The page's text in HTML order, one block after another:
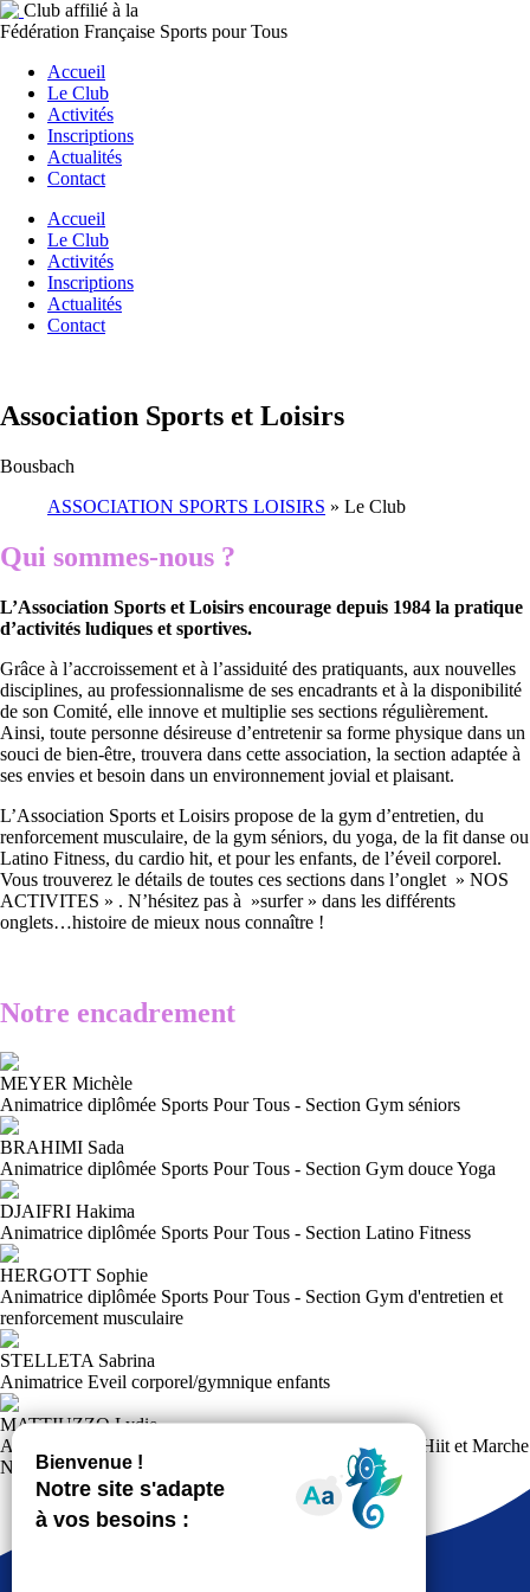
Club affilié à la
Fédération Française Sports pour Tous
Accueil
Le Club
Activités
Inscriptions
Actualités
Contact
Accueil
Le Club
Activités
Inscriptions
Actualités
Contact
Association Sports et Loisirs
Bousbach
ASSOCIATION SPORTS LOISIRS » Le Club
Qui sommes-nous ?
L’Association Sports et Loisirs encourage depuis 1984 la pratique
d’activités ludiques et sportives.
Grâce à l’accroissement et à l’assiduité des pratiquants, aux nouvelles
disciplines, au professionnalisme de ses encadrants et à la disponibilité
de son Comité, elle innove et multiplie ses sections régulièrement.
Ainsi, toute personne désireuse d’entretenir sa forme physique dans un
souci de bien-être, trouvera dans cette association, la section adaptée à
ses envies et besoin dans un environnement jovial et plaisant.
L’Association Sports et Loisirs propose de la gym d’entretien, du
renforcement musculaire, de la gym séniors, du yoga, de la fit danse ou
Latino Fitness, du cardio hit, et pour les enfants, de l’éveil corporel.
Vous trouverez le détails de toutes ces sections dans l’onglet » NOS
ACTIVITES » . N’hésitez pas à »surfer » dans les différents
onglets…histoire de mieux nous connaître !
Notre encadrement
MEYER Michèle
Animatrice diplômée Sports Pour Tous - Section Gym séniors
BRAHIMI Sada
Animatrice diplômée Sports Pour Tous - Section Gym douce Yoga
DJAIFRI Hakima
Animatrice diplômée Sports Pour Tous - Section Latino Fitness
HERGOTT Sophie
Animatrice diplômée Sports Pour Tous - Section Gym d'entretien et
renforcement musculaire
STELLETA Sabrina
Animatrice Eveil corporel/gymnique enfants
MATTIUZZO Lydie
Animatrice Diplômée Sports Pour Tous- Section Cardio Hiit et Marche
Nordique